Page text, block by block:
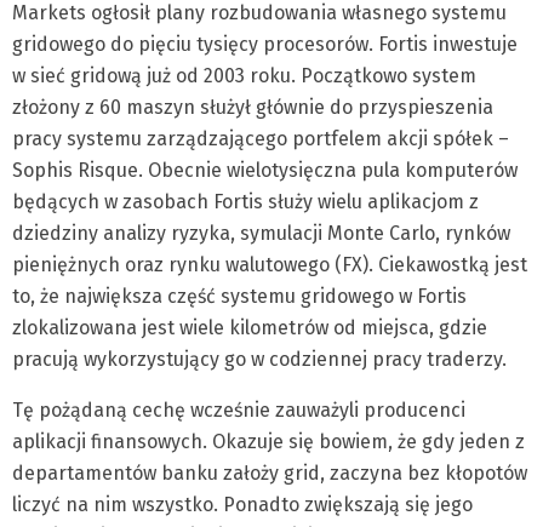
Markets ogłosił plany rozbudowania własnego systemu
gridowego do pięciu tysięcy procesorów. Fortis inwestuje
w sieć gridową już od 2003 roku. Początkowo system
złożony z 60 maszyn służył głównie do przyspieszenia
pracy systemu zarządzającego portfelem akcji spółek –
Sophis Risque. Obecnie wielotysięczna pula komputerów
będących w zasobach Fortis służy wielu aplikacjom z
dziedziny analizy ryzyka, symulacji Monte Carlo, rynków
pieniężnych oraz rynku walutowego (FX). Ciekawostką jest
to, że największa część systemu gridowego w Fortis
zlokalizowana jest wiele kilometrów od miejsca, gdzie
pracują wykorzystujący go w codziennej pracy traderzy.
Tę pożądaną cechę wcześnie zauważyli producenci
aplikacji finansowych. Okazuje się bowiem, że gdy jeden z
departamentów banku założy grid, zaczyna bez kłopotów
liczyć na nim wszystko. Ponadto zwiększają się jego